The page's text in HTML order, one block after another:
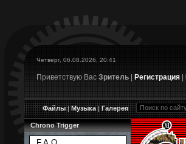
Четверг, 06.08.2026, 20:41
Приветствую Вас Зритель Регистрация
Файлы|Музыка|Галерея
Chrono Trigger